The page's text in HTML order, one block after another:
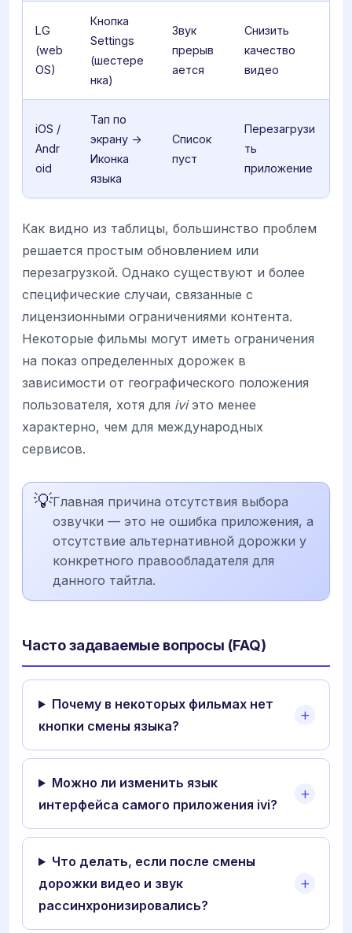
LG
(web
OS)
Кнопка
Settings
(шестере
нка)
Звук
прерыв
ается
Снизить
качество
видео
iOS /
Andr
oid
Тап по
экрану ->
Иконка
языка
Список
пуст
Перезагрузи
ть
приложение
Как видно из таблицы, большинство проблем
решается простым обновлением или
перезагрузкой. Однако существуют и более
специфические случаи, связанные с
лицензионными ограничениями контента.
Некоторые фильмы могут иметь ограничения
на показ определенных дорожек в
зависимости от географического положения
пользователя, хотя для iviэто менее
характерно, чем для международных
сервисов.
💡Главная причина отсутствия выбора
озвучки — это не ошибка приложения, а
отсутствие альтернативной дорожки у
конкретного правообладателя для
данного тайтла.
Часто задаваемые вопросы (FAQ)
Почему в некоторых фильмах нет
кнопки смены языка?
Можно ли изменить язык
интерфейса самого приложения ivi?
Что делать, если после смены
дорожки видео и звук
рассинхронизировались?